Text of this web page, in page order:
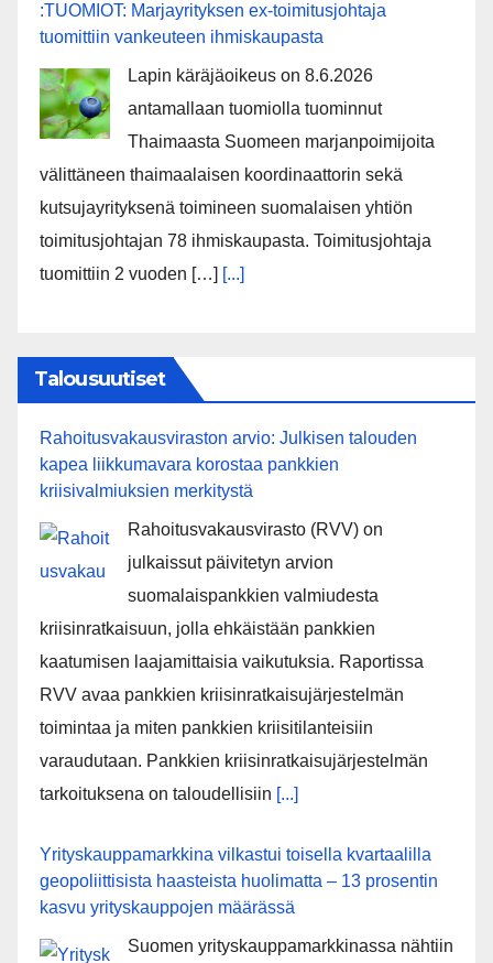
:TUOMIOT: Marjayrityksen ex-toimitusjohtaja
tuomittiin vankeuteen ihmiskaupasta
Lapin käräjäoikeus on 8.6.2026
antamallaan tuomiolla tuominnut
Thaimaasta Suomeen marjanpoimijoita
välittäneen thaimaalaisen koordinaattorin sekä
kutsujayrityksenä toimineen suomalaisen yhtiön
toimitusjohtajan 78 ihmiskaupasta. Toimitusjohtaja
tuomittiin 2 vuoden […] [...]
Talousuutiset
Rahoitusvakausviraston arvio: Julkisen talouden
kapea liikkumavara korostaa pankkien
kriisivalmiuksien merkitystä
Rahoitusvakausvirasto (RVV) on
julkaissut päivitetyn arvion
suomalaispankkien valmiudesta
kriisinratkaisuun, jolla ehkäistään pankkien
kaatumisen laajamittaisia vaikutuksia. Raportissa
RVV avaa pankkien kriisinratkaisujärjestelmän
toimintaa ja miten pankkien kriisitilanteisiin
varaudutaan. Pankkien kriisinratkaisujärjestelmän
tarkoituksena on taloudellisiin [...]
Yrityskauppamarkkina vilkastui toisella kvartaalilla
geopoliittisista haasteista huolimatta – 13 prosentin
kasvu yrityskauppojen määrässä
Suomen yrityskauppamarkkinassa nähtiin